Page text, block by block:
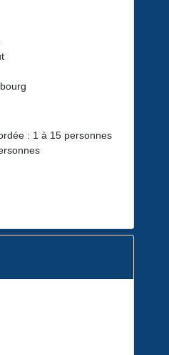
: 1 à 15 personnes